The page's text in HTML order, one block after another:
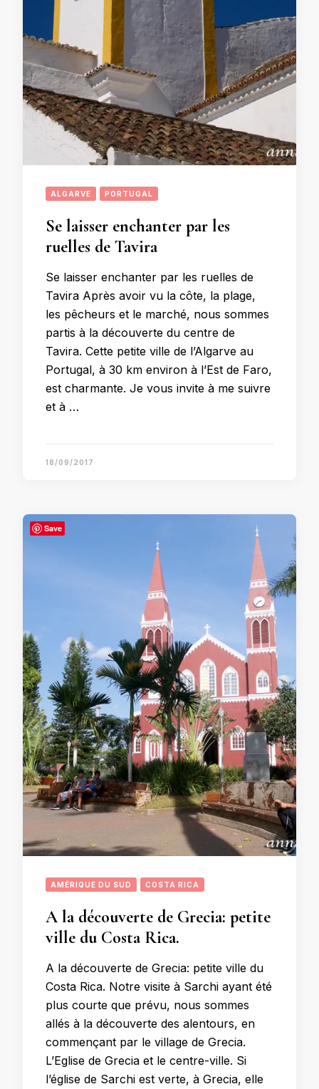
ALGARVE PORTUGAL
Se laisser enchanter par les
ruelles de Tavira
Se laisser enchanter par les ruelles de
Tavira Après avoir vu la côte, la plage,
les pêcheurs et le marché, nous sommes
partis à la découverte du centre de
Tavira. Cette petite ville de l’Algarve au
Portugal, à 30 km environ à l’Est de Faro,
est charmante. Je vous invite à me suivre
et à …
18/09/2017
AMÉRIQUE DU SUD COSTA RICA
A la découverte de Grecia: petite
ville du Costa Rica.
A la découverte de Grecia: petite ville du
Costa Rica. Notre visite à Sarchi ayant été
plus courte que prévu, nous sommes
allés à la découverte des alentours, en
commençant par le village de Grecia.
L’Eglise de Grecia et le centre-ville. Si
l’église de Sarchi est verte, à Grecia, elle
Save